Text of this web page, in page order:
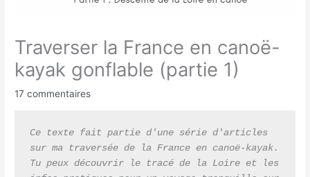
Traverser la France en canoë-
kayak gonflable (partie 1)
17 commentaires
Ce texte fait partie d'une série d'articles
sur ma traversée de la France en canoë-kayak.
Tu peux découvrir le tracé de la Loire et les